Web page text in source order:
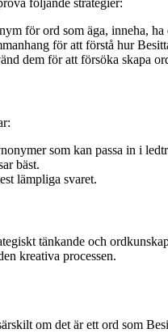
följande strategier:
för ord som äga, inneha,
för att förstå hur
dem för att försöka skapa
som kan passa in i
bäst.
lämpliga svaret.
tänkande och
kreativa processen.
om det är ett ord som